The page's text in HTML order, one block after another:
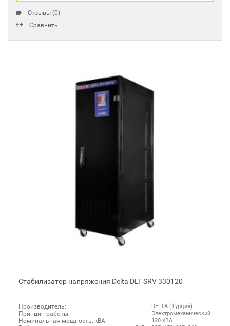
Отзывы (0)
Сравнить
Стабилизатор напряжения Delta DLT SRV 330120
Производитель: DELTA (Турция)
Принцип работы: Электромеханический
Номинальная мощность, кВА: 120 кВА